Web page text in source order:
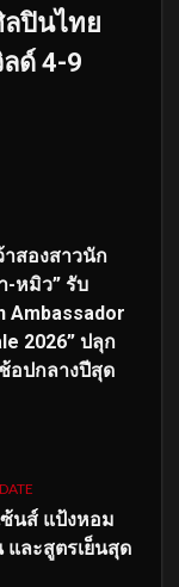
ปินไทย
ด์ 4-9
สองสาวนัก
-หมิว” รับ
Ambassador
2026” ปลุก
อปกลางปีสุด
ซ้นส์ แป้งหอม
และสูตรเย็นสุด